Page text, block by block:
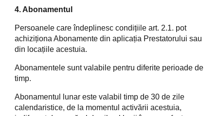
4. Abonamentul
Persoanele care îndeplinesc condițiile art. 2.1. pot
achiziționa Abonamente din aplicația Prestatorului sau
din locațiile acestuia.
Abonamentele sunt valabile pentru diferite perioade de
timp.
Abonamentul lunar este valabil timp de 30 de zile
calendaristice, de la momentul activării acestuia,